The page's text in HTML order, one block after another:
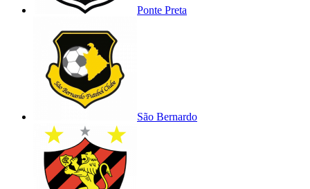
Ponte Preta
São Bernardo